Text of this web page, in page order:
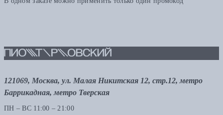
121069, Москва, ул. Малая Никитская 12, стр.12, метро
Баррикадная, метро Тверская
ПН – ВС 11:00 – 21:00